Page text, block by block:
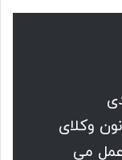
وکالت سال ۱۴۰۳ کانون وکلای
عمل می